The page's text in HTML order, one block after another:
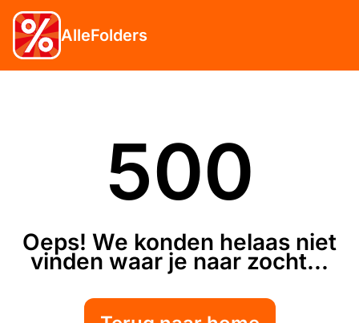
AlleFolders
500
Oeps! We konden helaas niet
vinden waar je naar zocht...